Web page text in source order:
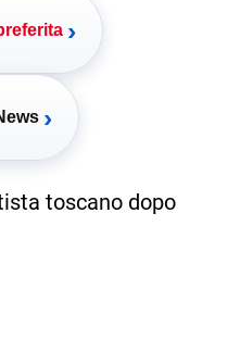
›
›
toscano dopo